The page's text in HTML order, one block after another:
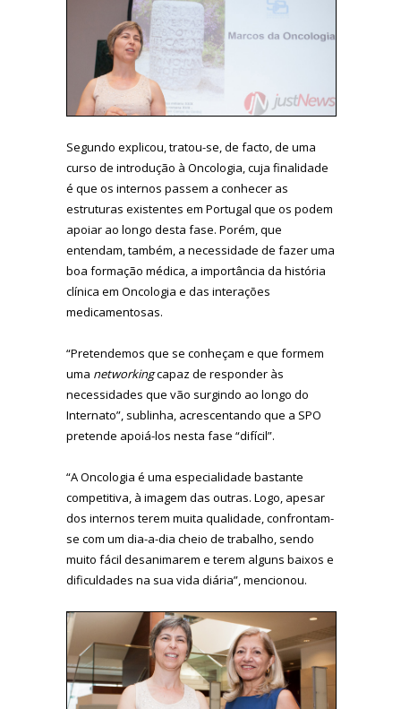
Segundo explicou, tratou-se, de facto, de uma
curso de introdução à Oncologia, cuja finalidade
é que os internos passem a conhecer as
estruturas existentes em Portugal que os podem
apoiar ao longo desta fase. Porém, que
entendam, também, a necessidade de fazer uma
boa formação médica, a importância da história
clínica em Oncologia e das interações
medicamentosas.
“Pretendemos que se conheçam e que formem
uma networkingcapaz de responder às
necessidades que vão surgindo ao longo do
Internato”, sublinha, acrescentando que a SPO
pretende apoiá-los nesta fase “difícil”.
“A Oncologia é uma especialidade bastante
competitiva, à imagem das outras. Logo, apesar
dos internos terem muita qualidade, confrontam-
se com um dia-a-dia cheio de trabalho, sendo
muito fácil desanimarem e terem alguns baixos e
dificuldades na sua vida diária”, mencionou.